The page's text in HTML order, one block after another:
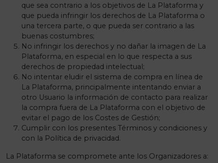
que sea contrario a los objetivos de La Plataforma y
que pueda infringir los derechos de La Plataforma o
una tercera parte, o que pueda ser contrario a las
buenas costumbres;
No infringir los derechos y no dañar la imagen de La
Plataforma, en especial en lo que respecta a sus
derechos de propiedad intelectual;
No intentar eludir el sistema de compra en línea de
La Plataforma, principalmente intentando enviar a
otro Usuario la información de contacto para realizar
la compra fuera de La Plataforma con el objetivo de
evitar el pago de los Costes de Gestión;
Cumplir con los presentes Términos y condiciones y
con la Política de privacidad.
La Plataforma se compromete ante los Organizadores a: